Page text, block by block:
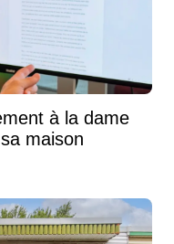
à la dame
maison